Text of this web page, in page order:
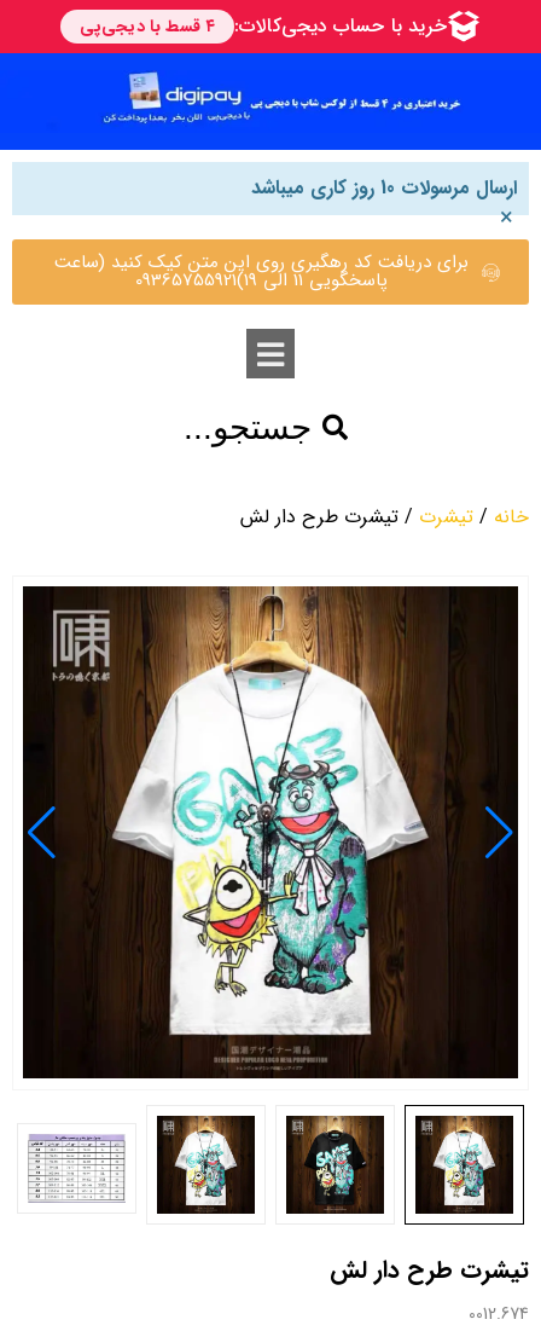
ارسال مرسولات 10 روز کاری میباشد
×
برای دریافت کد رهگیری روی این متن کیک کنید (ساعت
پاسخگویی 11 الی 19)09365755921
جستجو...
خانه / تیشرت / تیشرت طرح دار لش
تیشرت طرح دار لش
0012.674